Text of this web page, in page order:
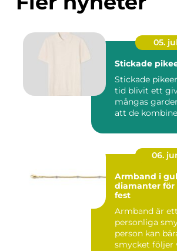
05. jul
Stickade
Stickade
tid blivit ett
mångas
att de
06.
Armband i
diamanter för
fest
Armband är
personliga
person kan
smycket följer